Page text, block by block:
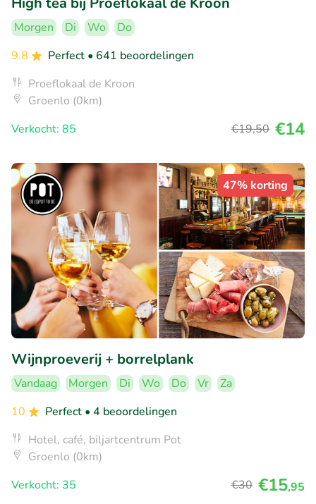
Morgen Di Wo
Do
9.8
Perfect • 641 beoordelingen
Proeflokaal de Kroon
Groenlo (0km)
Verkocht: 85
€19,50 €14
47% korting
Wijnproeverij + borrelplank
Vandaag Morgen Di Wo Do Vr
Za
10
Perfect • 4 beoordelingen
Hotel, café, biljartcentrum Pot
Groenlo (0km)
Verkocht: 35
€30 €15,95